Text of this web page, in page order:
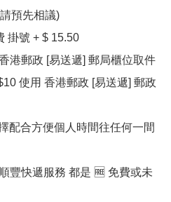
預先相議)
掛號 + $ 15.50
港郵政 [易送遞] 郵局櫃位取件
使用 香港郵政 [易送遞] 郵政
豐快遞服務 都是 🆓 免費或未